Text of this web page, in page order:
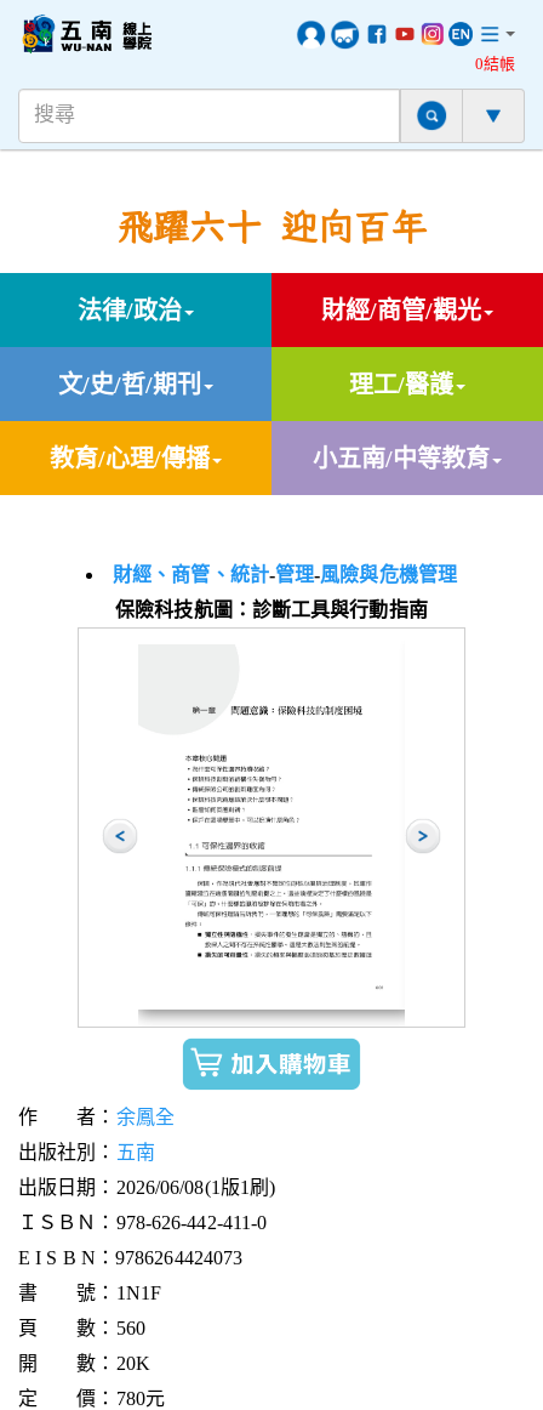
0結帳
飛躍六十 迎向百年
法律/政治 財經/商管/觀光
文/史/哲/期刊 理工/醫護
教育/心理/傳播 小五南/中等教育
財經、商管、統計-管理-風險與危機管理
保險科技航圖：診斷工具與行動指南
作 者： 余鳳全
出版社別： 五南
出版日期：2026/06/08(1版1刷)
ＩＳＢＮ：978-626-442-411-0
E I S B N：9786264424073
書 號：1N1F
頁 數：560
開 數：20K
定 價：780元